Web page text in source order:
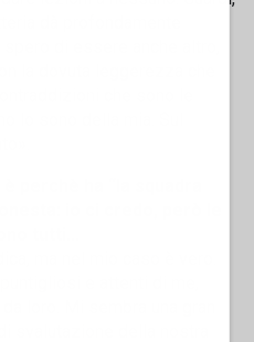
dà profondamente
di essere anche altro,
la dovuta leggerezza che
che sono le
lo sono della mia. Sul
perchè ha “la squadra
io ci credo, però le
tutti...
ma nel mio caso è vero.
e attenti di me,
loro. Mi sembra una gran
svalutazione della nostra